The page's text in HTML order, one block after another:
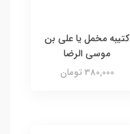
کتیبه مخمل یا علی بن
موسی الرضا
380,000 تومان